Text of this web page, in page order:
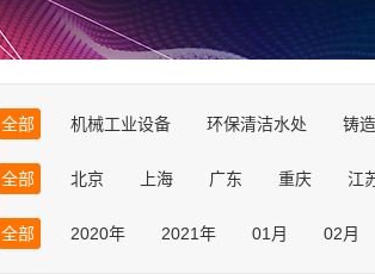
全部 机械工业设备 环保清洁水处 铸
服装配饰丝绸
电力能源矿产 化工涂料橡塑
皮革鞋业箱包
孕婴童文教办
服务贸易进出 家居家电百货
全部 北京 上海 广东 重庆 江
台湾
香港 澳门
全部 2020年 2021年 01月 02月